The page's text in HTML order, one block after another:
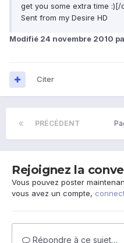
get you some extra time :)[/
Sent from my Desire HD
Modifié 24 novembre 2010
Citer
PRÉCÉDENT
Rejoignez la
Vous pouvez poster
vous avez un compte,
Répondre à ce sujet…